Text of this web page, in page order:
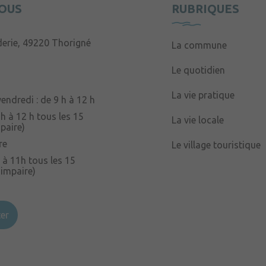
49220 Thorigné
: de 9 h à 12 h
à 12 h tous les 15
à 11h tous les 15
RUBRIQUES
La commune
Le quotidien
La vie pratique
La vie locale
Le village touristique